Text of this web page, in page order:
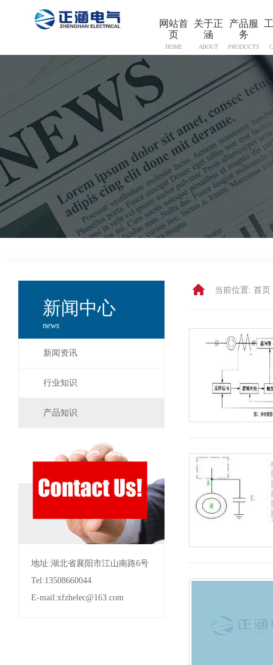
网站首
页
HOME
关于正
涵
ABOUT
产品服
务
PRODUCTS
新闻中心
news
新闻资讯
行业知识
产品知识
地址:湖北省襄阳市江山南路6号
Tel:13508660044
E-mail:xfzhelec@163.com
当前位置: 首页